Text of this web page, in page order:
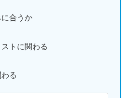
合うか
トに関わる
る